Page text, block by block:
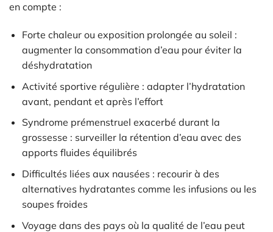
en compte :
Forte chaleur ou exposition prolongée au soleil :
augmenter la consommation d’eau pour éviter la
déshydratation
Activité sportive régulière : adapter l’hydratation
avant, pendant et après l’effort
Syndrome prémenstruel exacerbé durant la
grossesse : surveiller la rétention d’eau avec des
apports fluides équilibrés
Difficultés liées aux nausées : recourir à des
alternatives hydratantes comme les infusions ou les
soupes froides
Voyage dans des pays où la qualité de l’eau peut